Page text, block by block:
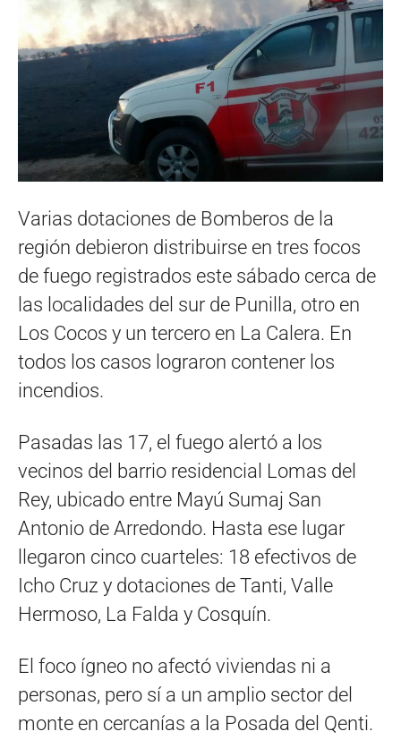
Varias dotaciones de Bomberos de la
región debieron distribuirse en tres focos
de fuego registrados este sábado cerca de
las localidades del sur de Punilla, otro en
Los Cocos y un tercero en La Calera. En
todos los casos lograron contener los
incendios.
Pasadas las 17, el fuego alertó a los
vecinos del barrio residencial Lomas del
Rey, ubicado entre Mayú Sumaj San
Antonio de Arredondo. Hasta ese lugar
llegaron cinco cuarteles: 18 efectivos de
Icho Cruz y dotaciones de Tanti, Valle
Hermoso, La Falda y Cosquín.
El foco ígneo no afectó viviendas ni a
personas, pero sí a un amplio sector del
monte en cercanías a la Posada del Qenti.